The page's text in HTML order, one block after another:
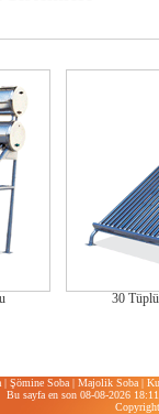
30
| Şömine Soba| Majolik Soba|
Bu sayfa en son 08-08-2026